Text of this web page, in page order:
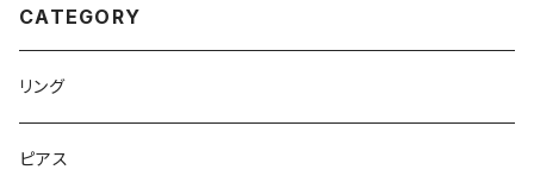
CATEGORY
リング
ピアス